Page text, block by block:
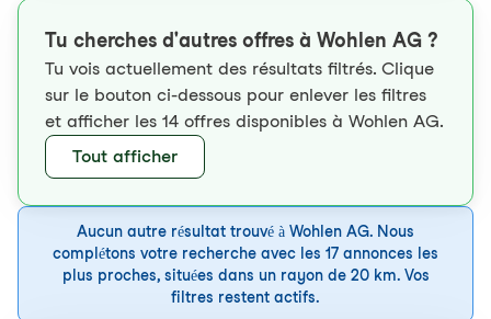
Tu cherches d'autres offres à Wohlen AG ?
Tu vois actuellement des résultats filtrés. Clique
sur le bouton ci-dessous pour enlever les filtres
et afficher les 14 offres disponibles à Wohlen AG.
Tout afficher
Aucun autre résultat trouvé à Wohlen AG. Nous
complétons votre recherche avec les 17 annonces les
plus proches, situées dans un rayon de 20 km. Vos
filtres restent actifs.